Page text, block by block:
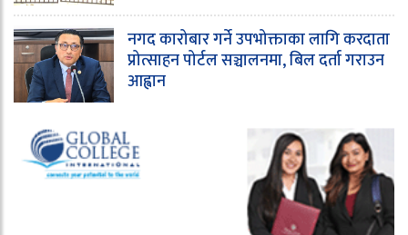
नगद कारोबार गर्ने उपभोक्ताका लागि करदाता
प्रोत्साहन पोर्टल सञ्चालनमा, बिल दर्ता गराउन
आह्वान